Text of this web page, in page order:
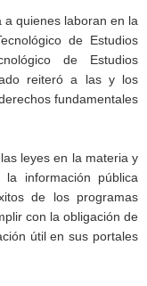
a quienes laboran en la
de Estudios
de Estudios
reiteró a las y los
fundamentales
leyes en la materia y
información pública
de los programas
con la obligación de
útil en sus portales